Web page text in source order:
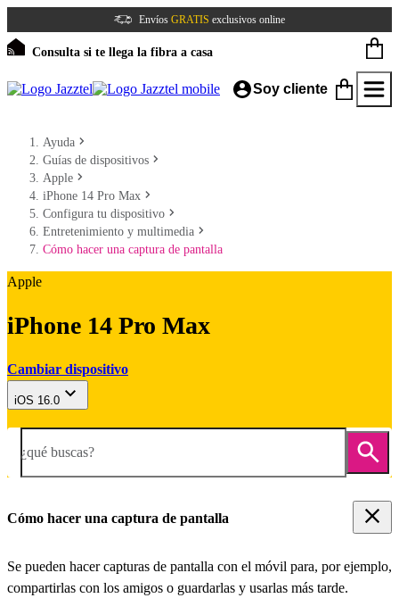
Envíos GRATIS exclusivos online
Consulta si te llega la fibra a casa
Soy cliente
Ayuda
Guías de dispositivos
Apple
iPhone 14 Pro Max
Configura tu dispositivo
Entretenimiento y multimedia
Cómo hacer una captura de pantalla
Apple
iPhone 14 Pro Max
Cambiar dispositivo
iOS 16.0
¿qué buscas?
Cómo hacer una captura de pantalla
Se pueden hacer capturas de pantalla con el móvil para, por ejemplo,
compartirlas con los amigos o guardarlas y usarlas más tarde.